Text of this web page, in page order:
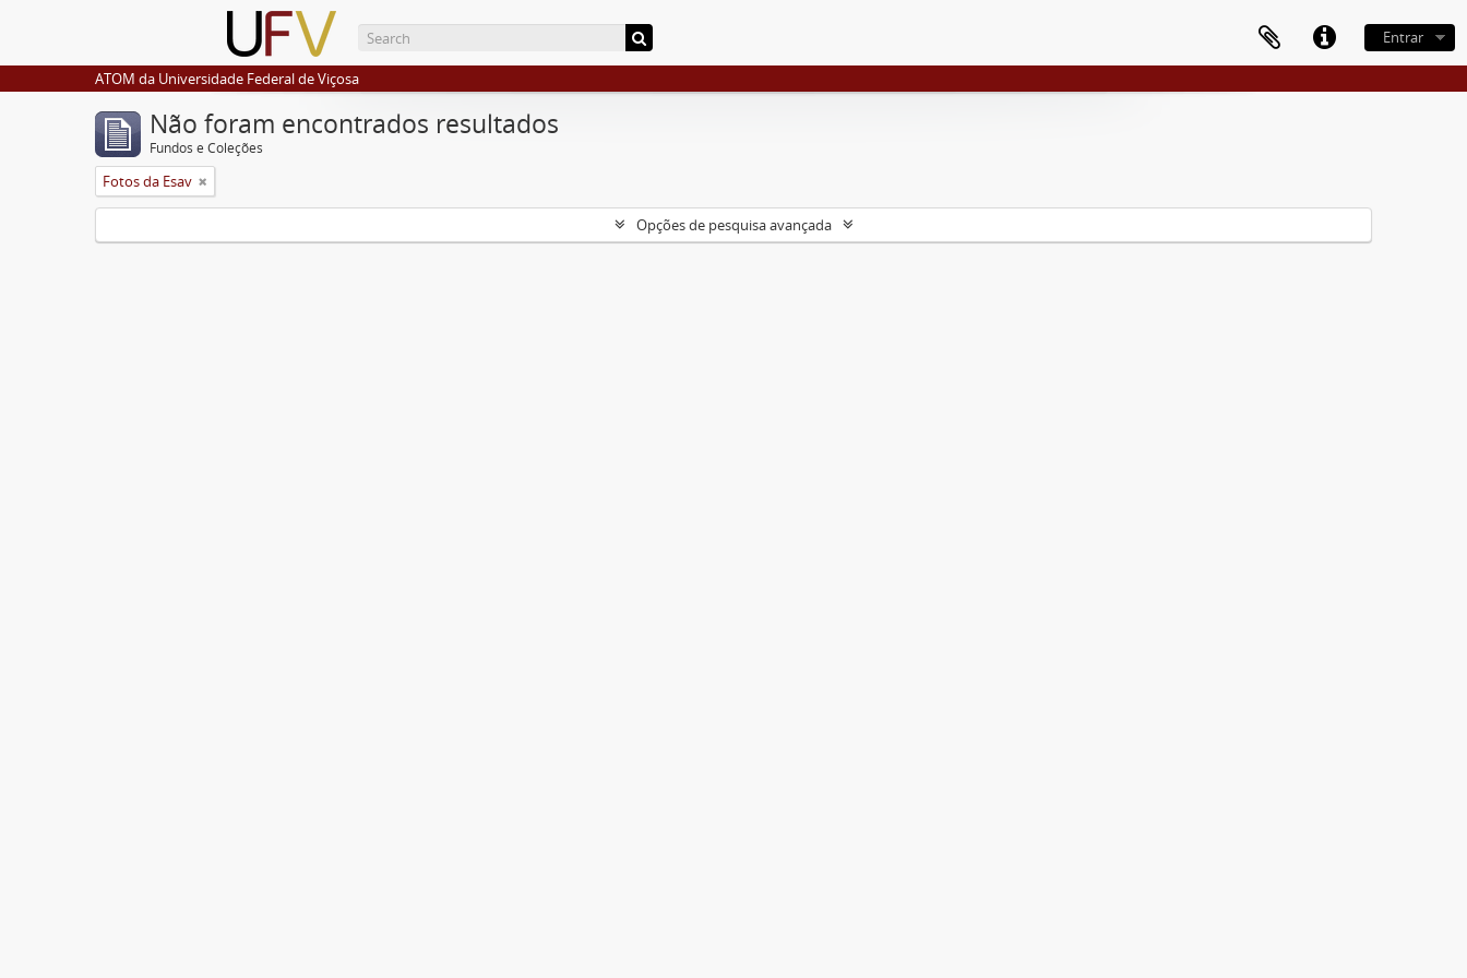
Entrar
ATOM da Universidade Federal de Viçosa
Não foram encontrados resultados
Fundos e Coleções
Fotos da Esav
Opções de pesquisa avançada